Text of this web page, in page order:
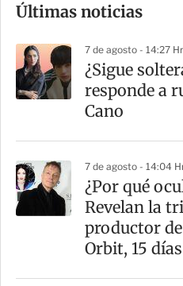
m
a
r
t
Últimas noticias
7 de agosto - 14:27
¿Sigue
responde a
Cano
7 de agosto - 14:04
¿Por qué
Revelan la
productor
Orbit, 15